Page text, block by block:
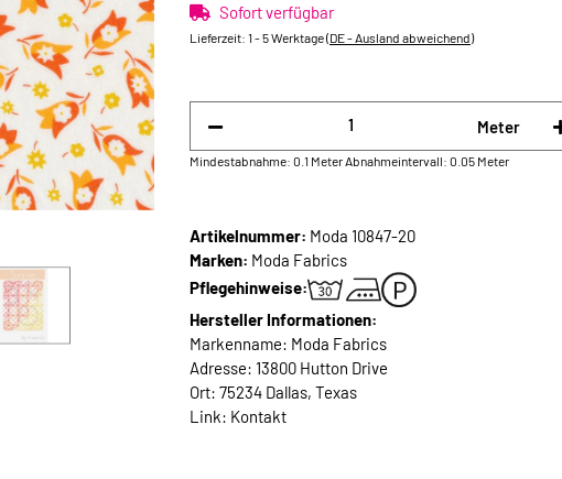
Sofort verfügbar
Lieferzeit: 1 - 5 Werktage(DE - Ausland abweichend)
Meter
Mindestabnahme: 0.1 MeterAbnahmeintervall: 0.05 Meter
Artikelnummer: Moda 10847-20
Marken: Moda Fabrics
Pflegehinweise:
Hersteller Informationen:
Markenname: Moda Fabrics
Adresse: 13800 Hutton Drive
Ort: 75234 Dallas, Texas
Link: Kontakt